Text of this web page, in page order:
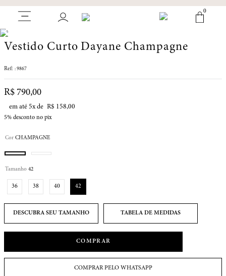
0
Vestido Curto Dayane Champagne
: 9867
R$ 790,00
em até 5x de R$ 158,00
5% desconto no pix
Cor CHAMPAGNE
Tamanho 42
36 38 40 42
TABELA DE MEDIDAS
COMPRAR
COMPRAR PELO WHATSAPP